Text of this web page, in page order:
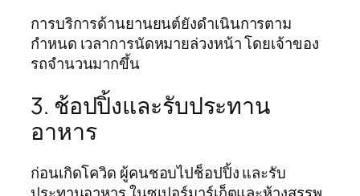
การบริการด้านยานยนต์ยังดำเนินการตาม
กำหนด เวลาการนัดหมายล่วงหน้า โดยเจ้าของ
รถจำนวนมากขึ้น
3. ช้อปปิ้งและรับประทาน
อาหาร
ก่อนเกิดโควิด ผู้คนชอบไปช็อปปิ้ง และรับ